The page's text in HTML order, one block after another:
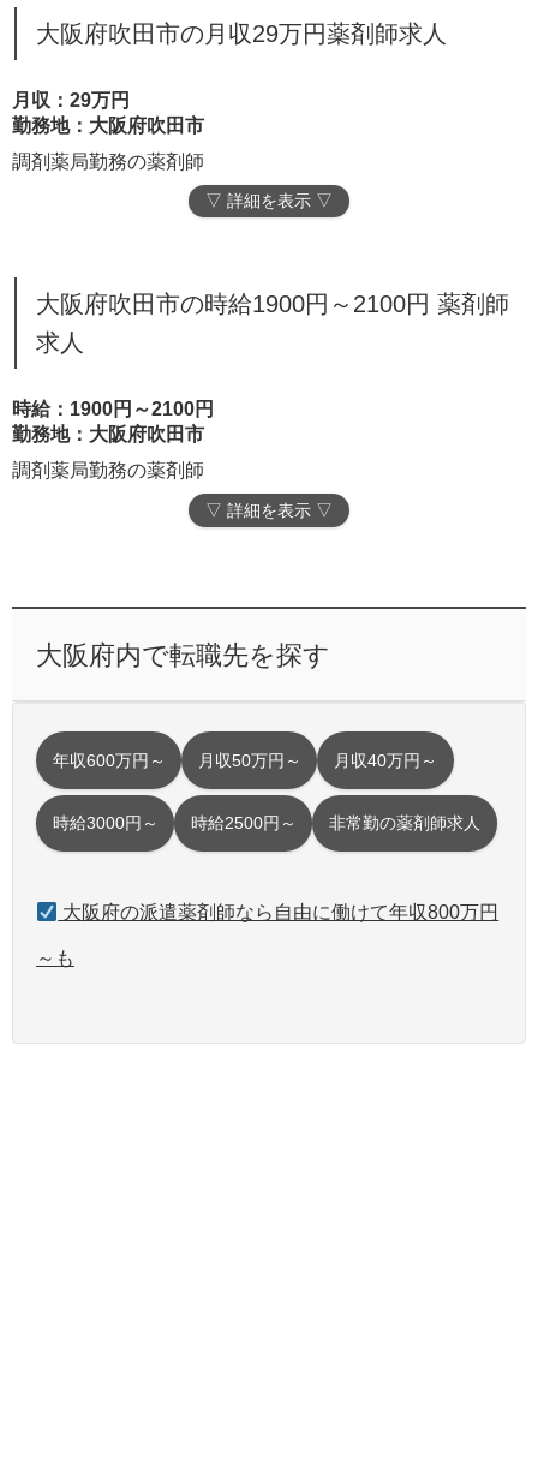
大阪府吹田市の月収29万円薬剤師求人
月収：29万円
勤務地：大阪府吹田市
調剤薬局勤務の薬剤師
▽ 詳細を表示 ▽
大阪府吹田市の時給1900円～2100円 薬剤師
求人
時給：1900円～2100円
勤務地：大阪府吹田市
調剤薬局勤務の薬剤師
▽ 詳細を表示 ▽
大阪府内で転職先を探す
年収600万円～ 月収50万円～ 月収40万円～
時給3000円～ 時給2500円～ 非常勤の薬剤師求人
大阪府の派遣薬剤師なら自由に働けて年収800万円
～も